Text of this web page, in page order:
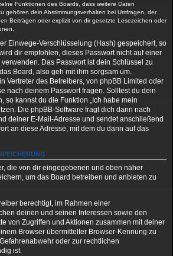
Funktionen des Boards, dass weitere Daten
gehören dein Abstimmungsverhalten bei Umfragen, der
Beiträgen oder explizit von dir gesetzte Lesezeichen oder
Einwege-Verschlüsselung (Hash) gespeichert, so
dir empfohlen, dieses Passwort nicht auf einer
Das Passwort ist dein Schlüssel zu
Board, also geh mit ihm sorgsam um.
Vertreter des Betreibers, von phpBB Limited oder
nach deinem Passwort fragen. Solltest du dein
so kannst du die Funktion „Ich habe mein
Die phpBB-Software fragt dich dann nach
deiner E-Mail-Adresse und sendet anschließend
an diese Adresse, mit dem du dann auf das
die von dir eingegebenen und oben näher
um das Board betreiben und anbieten zu
berechtigt, im Rahmen einer
deinen und seinen Interessen sowie den
von Zugriffen und Aktionen zusammen mit deiner
Browser übermittelter Browser-Kennung zu
oder zur rechtlichen
ist.